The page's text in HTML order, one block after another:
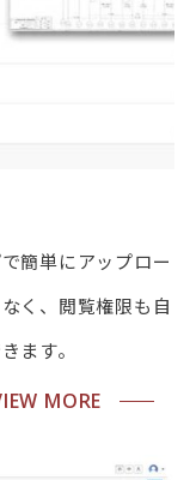
簡単にアップロー
く、閲覧権限も自
ます。
MORE